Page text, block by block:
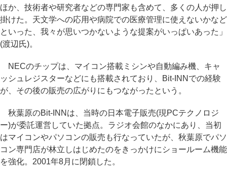
ほか、技術者や研究者などの専門家も含めて、多くの人が押し
掛けた。天文学への応用や病院での医療管理に使えないかなど
といった、我々が思いつかないような提案がいっぱいあった」
(渡辺氏)。
NECのチップは、マイコン搭載ミシンや自動編み機、キャ
ッシュレジスターなどにも搭載されており、Bit-INNでの経験
が、その後の販売の広がりにもつながったという。
秋葉原のBit-INNは、当時の日本電子販売(現PCテクノロジ
ー)が委託運営していた拠点。ラジオ会館のなかにあり、当初
はマイコンやパソコンの販売も行なっていたが、秋葉原でパソ
コン専門店が林立しはじめたのをきっかけにショールーム機能
を強化。2001年8月に閉鎖した。